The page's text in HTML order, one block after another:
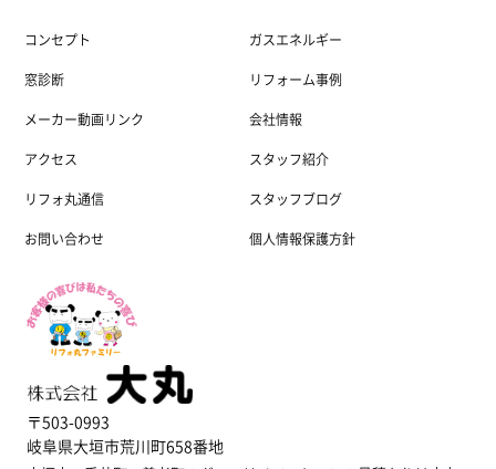
コンセプト ガスエネルギー
窓診断 リフォーム事例
メーカー動画リンク 会社情報
アクセス スタッフ紹介
リフォ丸通信 スタッフブログ
お問い合わせ 個人情報保護方針
〒503-0993
岐阜県大垣市荒川町658番地